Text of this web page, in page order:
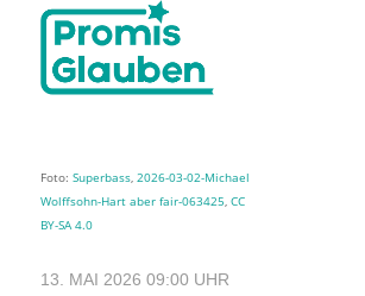
Foto: Superbass, 2026-03-02-Michael
Wolffsohn-Hart aber fair-063425 CC
BY-SA 4.0
13. MAI 2026 09:00 UHR